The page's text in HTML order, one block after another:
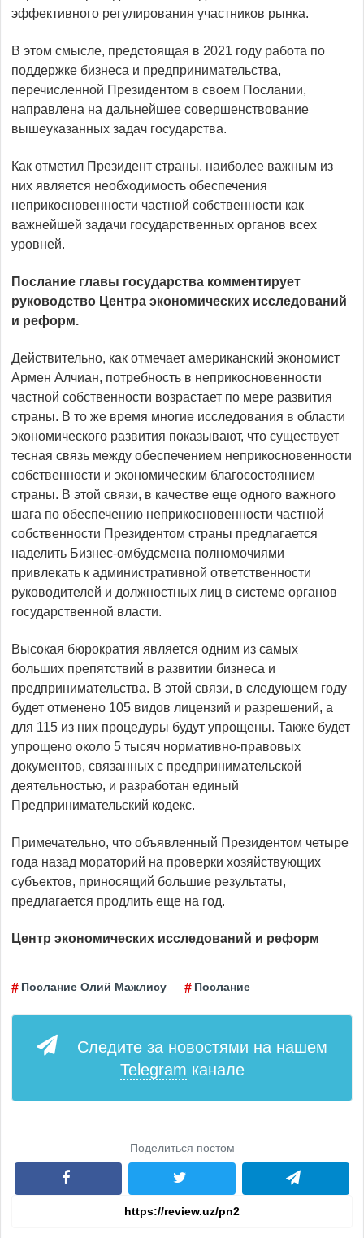
эффективного регулирования участников рынка.
В этом смысле, предстоящая в 2021 году работа по
поддержке бизнеса и предпринимательства,
перечисленной Президентом в своем Послании,
направлена на дальнейшее совершенствование
вышеуказанных задач государства.
Как отметил Президент страны, наиболее важным из
них является необходимость обеспечения
неприкосновенности частной собственности как
важнейшей задачи государственных органов всех
уровней.
Послание главы государства комментирует
руководство Центра экономических исследований
и реформ.
Действительно, как отмечает американский экономист
Армен Алчиан, потребность в неприкосновенности
частной собственности возрастает по мере развития
страны. В то же время многие исследования в области
экономического развития показывают, что существует
тесная связь между обеспечением неприкосновенности
собственности и экономическим благосостоянием
страны. В этой связи, в качестве еще одного важного
шага по обеспечению неприкосновенности частной
собственности Президентом страны предлагается
наделить Бизнес-омбудсмена полномочиями
привлекать к административной ответственности
руководителей и должностных лиц в системе органов
государственной власти.
Высокая бюрократия является одним из самых
больших препятствий в развитии бизнеса и
предпринимательства. В этой связи, в следующем году
будет отменено 105 видов лицензий и разрешений, а
для 115 из них процедуры будут упрощены. Также будет
упрощено около 5 тысяч нормативно-правовых
документов, связанных с предпринимательской
деятельностью, и разработан единый
Предпринимательский кодекс.
Примечательно, что объявленный Президентом четыре
года назад мораторий на проверки хозяйствующих
субъектов, приносящий большие результаты,
предлагается продлить еще на год.
Центр экономических исследований и реформ
Послание Олий Мажлису Послание
Следите за новостями на нашем
Telegram канале
Поделиться постом